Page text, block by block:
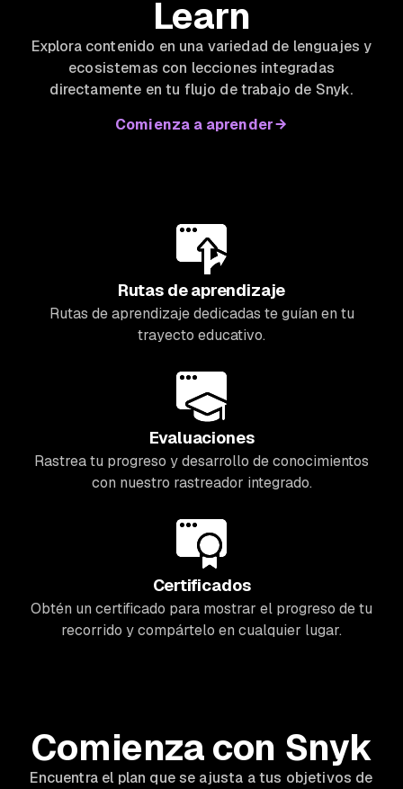
Learn
Explora contenido en una variedad de lenguajes y
ecosistemas con lecciones integradas
directamente en tu flujo de trabajo de Snyk.
Comienza a aprender
Rutas de aprendizaje
Rutas de aprendizaje dedicadas te guían en tu
trayecto educativo.
Evaluaciones
Rastrea tu progreso y desarrollo de conocimientos
con nuestro rastreador integrado.
Certificados
Obtén un certificado para mostrar el progreso de tu
recorrido y compártelo en cualquier lugar.
Comienza con Snyk
Encuentra el plan que se ajusta a tus objetivos de